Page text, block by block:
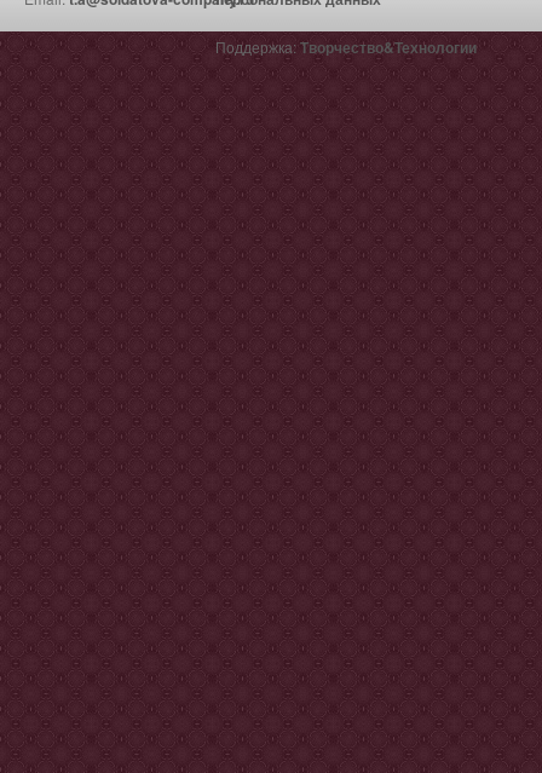
Поддержка: Творчество&Технологии